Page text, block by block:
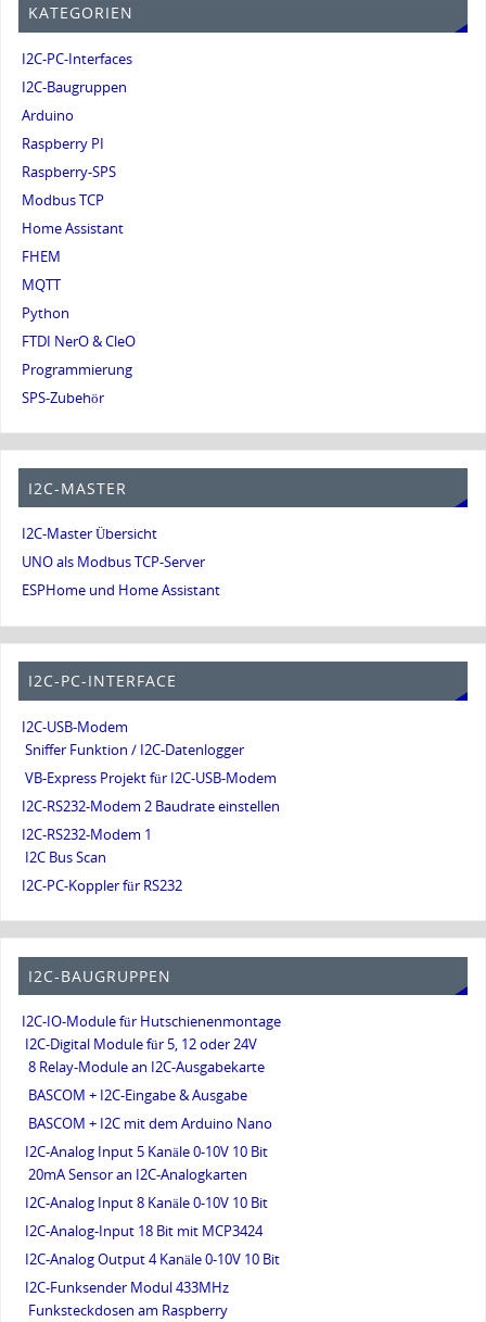
KATEGORIEN
I2C-PC-Interfaces
I2C-Baugruppen
Arduino
Raspberry PI
Raspberry-SPS
Modbus TCP
Home Assistant
FHEM
MQTT
Python
FTDI NerO & CleO
Programmierung
SPS-Zubehör
I2C-MASTER
I2C-Master Übersicht
UNO als Modbus TCP-Server
ESPHome und Home Assistant
I2C-PC-INTERFACE
I2C-USB-Modem
Sniffer Funktion / I2C-Datenlogger
VB-Express Projekt für I2C-USB-Modem
I2C-RS232-Modem 2 Baudrate einstellen
I2C-RS232-Modem 1
I2C Bus Scan
I2C-PC-Koppler für RS232
I2C-BAUGRUPPEN
I2C-IO-Module für Hutschienenmontage
I2C-Digital Module für 5, 12 oder 24V
8 Relay-Module an I2C-Ausgabekarte
BASCOM + I2C-Eingabe & Ausgabe
BASCOM + I2C mit dem Arduino Nano
I2C-Analog Input 5 Kanäle 0-10V 10 Bit
20mA Sensor an I2C-Analogkarten
I2C-Analog Input 8 Kanäle 0-10V 10 Bit
I2C-Analog-Input 18 Bit mit MCP3424
I2C-Analog Output 4 Kanäle 0-10V 10 Bit
I2C-Funksender Modul 433MHz
Funksteckdosen am Raspberry